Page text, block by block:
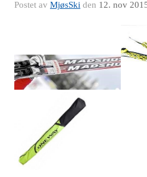
Postet av MjøsSki den 12. nov